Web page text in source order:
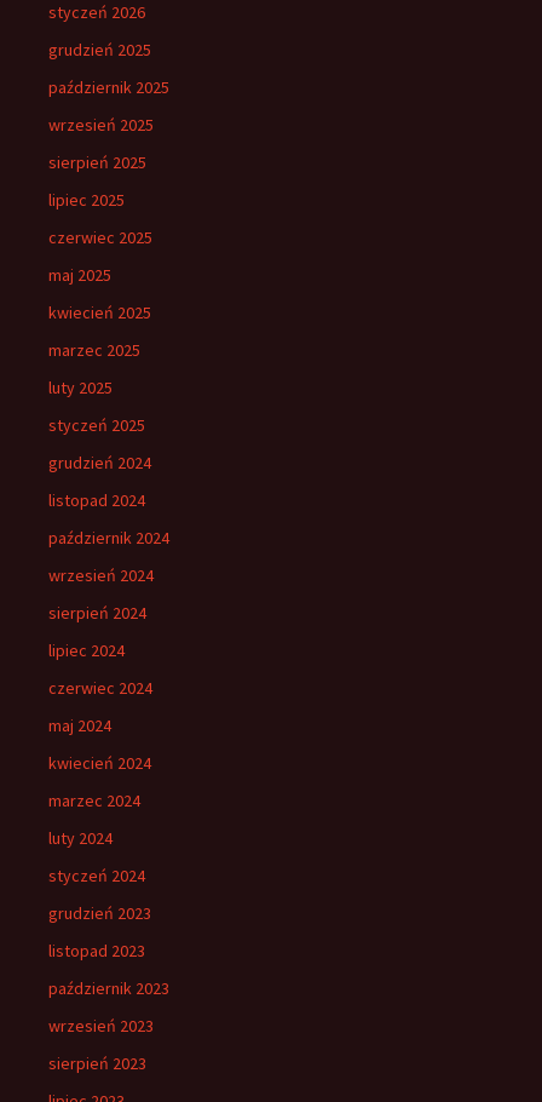
styczeń 2026
grudzień 2025
październik 2025
wrzesień 2025
sierpień 2025
lipiec 2025
czerwiec 2025
maj 2025
kwiecień 2025
marzec 2025
luty 2025
styczeń 2025
grudzień 2024
listopad 2024
październik 2024
wrzesień 2024
sierpień 2024
lipiec 2024
czerwiec 2024
maj 2024
kwiecień 2024
marzec 2024
luty 2024
styczeń 2024
grudzień 2023
listopad 2023
październik 2023
wrzesień 2023
sierpień 2023